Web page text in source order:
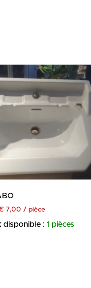
7,00 / pièce
disponible : 1 pièces